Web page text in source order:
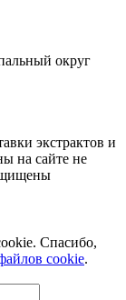
округ
экстрактов и
на сайте не
Спасибо,
cookie.